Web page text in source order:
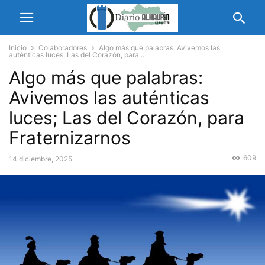
Inicio Colaboradores
Algo más que palabras: Avivemos las
auténticas luces; Las del Corazón, para...
Algo más que palabras:
Avivemos las auténticas
luces; Las del Corazón, para
Fraternizarnos
14 diciembre, 2025 609